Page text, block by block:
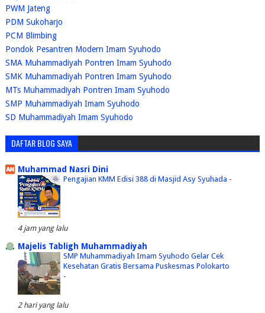
PWM Jateng
PDM Sukoharjo
PCM Blimbing
Pondok Pesantren Modern Imam Syuhodo
SMA Muhammadiyah Pontren Imam Syuhodo
SMK Muhammadiyah Pontren Imam Syuhodo
MTs Muhammadiyah Pontren Imam Syuhodo
SMP Muhammadiyah Imam Syuhodo
SD Muhammadiyah Imam Syuhodo
DAFTAR BLOG SAYA
Muhammad Nasri Dini
Pengajian KMM Edisi 388 di Masjid Asy Syuhada -
4 jam yang lalu
Majelis Tabligh Muhammadiyah
SMP Muhammadiyah Imam Syuhodo Gelar Cek
Kesehatan Gratis Bersama Puskesmas Polokarto
-
2 hari yang lalu